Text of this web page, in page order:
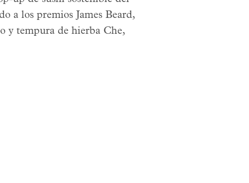
a los premios James Beard,
y tempura de hierba Che,